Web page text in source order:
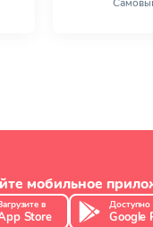
мобильное
в
Store
Доступно
Google